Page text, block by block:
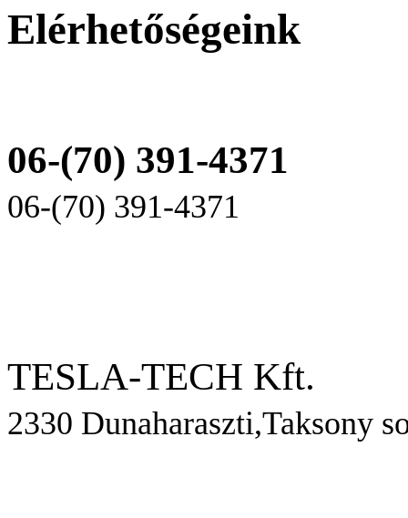
Elérhetőségeink
06-(70) 391-4371
06-(70) 391-4371
TESLA-TECH Kft.
2330 Dunaharaszti,Taksony